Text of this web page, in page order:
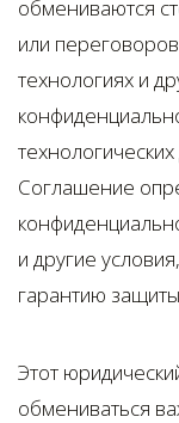
обмениваются
или
технологиях и
Соглашение
и другие
гарантию
Этот
обмениваться